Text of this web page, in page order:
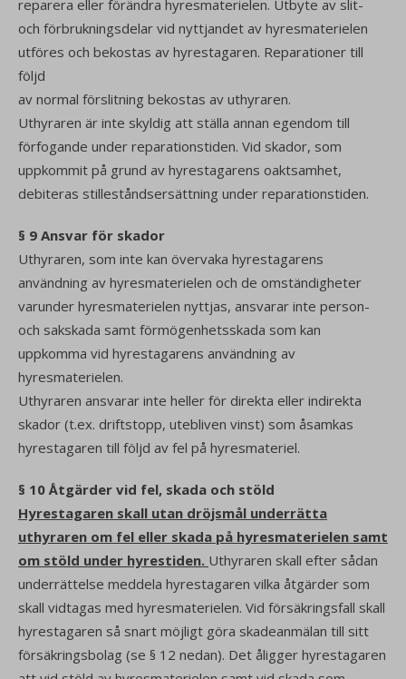
reparera eller förändra hyresmaterielen. Utbyte av slit-
och förbrukningsdelar vid nyttjandet av hyresmaterielen
utföres och bekostas av hyrestagaren. Reparationer till
följd
av normal förslitning bekostas av uthyraren.
Uthyraren är inte skyldig att ställa annan egendom till
förfogande under reparationstiden. Vid skador, som
uppkommit på grund av hyrestagarens oaktsamhet,
debiteras stilleståndsersättning under reparationstiden.
§ 9 Ansvar för skador
Uthyraren, som inte kan övervaka hyrestagarens
användning av hyresmaterielen och de omständigheter
varunder hyresmaterielen nyttjas, ansvarar inte person-
och sakskada samt förmögenhetsskada som kan
uppkomma vid hyrestagarens användning av
hyresmaterielen.
Uthyraren ansvarar inte heller för direkta eller indirekta
skador (t.ex. driftstopp, utebliven vinst) som åsamkas
hyrestagaren till följd av fel på hyresmateriel.
§ 10 Åtgärder vid fel, skada och stöld
Hyrestagaren skall utan dröjsmål underrätta
uthyraren om fel eller skada på hyresmaterielen samt
om stöld under hyrestiden. Uthyraren skall efter sådan
underrättelse meddela hyrestagaren vilka åtgärder som
skall vidtagas med hyresmaterielen. Vid försäkringsfall skall
hyrestagaren så snart möjligt göra skadeanmälan till sitt
försäkringsbolag (se § 12 nedan). Det åligger hyrestagaren